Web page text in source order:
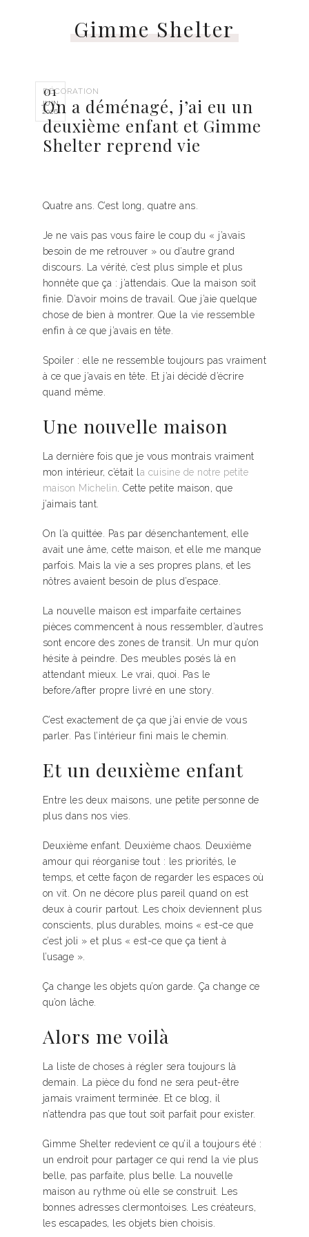
Gimme Shelter
01
JUIN
2026
DÉCORATION
On a déménagé, j’ai eu un
deuxième enfant et Gimme
Shelter reprend vie
Quatre ans. C’est long, quatre ans.
Je ne vais pas vous faire le coup du « j’avais
besoin de me retrouver » ou d’autre grand
discours. La vérité, c’est plus simple et plus
honnête que ça : j’attendais. Que la maison soit
finie. D’avoir moins de travail. Que j’aie quelque
chose de bien à montrer. Que la vie ressemble
enfin à ce que j’avais en tête.
Spoiler : elle ne ressemble toujours pas vraiment
à ce que j’avais en tête. Et j’ai décidé d’écrire
quand même.
Une nouvelle maison
La dernière fois que je vous montrais vraiment
mon intérieur, c’était l a cuisine de notre petite
maison Michelin . Cette petite maison, que
j’aimais tant.
On l’a quittée. Pas par désenchantement, elle
avait une âme, cette maison, et elle me manque
parfois. Mais la vie a ses propres plans, et les
nôtres avaient besoin de plus d’espace.
La nouvelle maison est imparfaite certaines
pièces commencent à nous ressembler, d’autres
sont encore des zones de transit. Un mur qu’on
hésite à peindre. Des meubles posés là en
attendant mieux. Le vrai, quoi. Pas le
before/after propre livré en une story.
C’est exactement de ça que j’ai envie de vous
parler. Pas l’intérieur fini mais le chemin.
Et un deuxième enfant
Entre les deux maisons, une petite personne de
plus dans nos vies.
Deuxième enfant. Deuxième chaos. Deuxième
amour qui réorganise tout : les priorités, le
temps, et cette façon de regarder les espaces où
on vit. On ne décore plus pareil quand on est
deux à courir partout. Les choix deviennent plus
conscients, plus durables, moins « est-ce que
c’est joli » et plus « est-ce que ça tient à
l’usage ».
Ça change les objets qu’on garde. Ça change ce
qu’on lâche.
Alors me voilà
La liste de choses à régler sera toujours là
demain. La pièce du fond ne sera peut-être
jamais vraiment terminée. Et ce blog, il
n’attendra pas que tout soit parfait pour exister.
Gimme Shelter redevient ce qu’il a toujours été :
un endroit pour partager ce qui rend la vie plus
belle, pas parfaite, plus belle. La nouvelle
maison au rythme où elle se construit. Les
bonnes adresses clermontoises. Les créateurs,
les escapades, les objets bien choisis.